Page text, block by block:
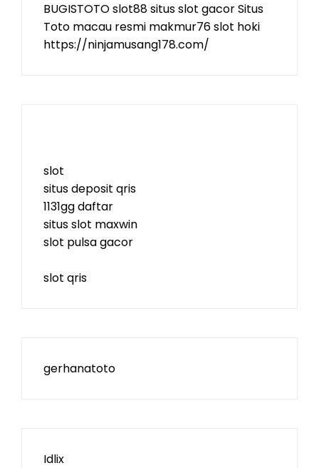
BUGISTOTOslot88situs slot gacorSitus
Toto macau resmi makmur76slot hoki
https://ninjamusang178.com/
slot
situs deposit qris
1131gg daftar
situs slot maxwin
slot pulsa gacor
slot qris
gerhanatoto
Idlix